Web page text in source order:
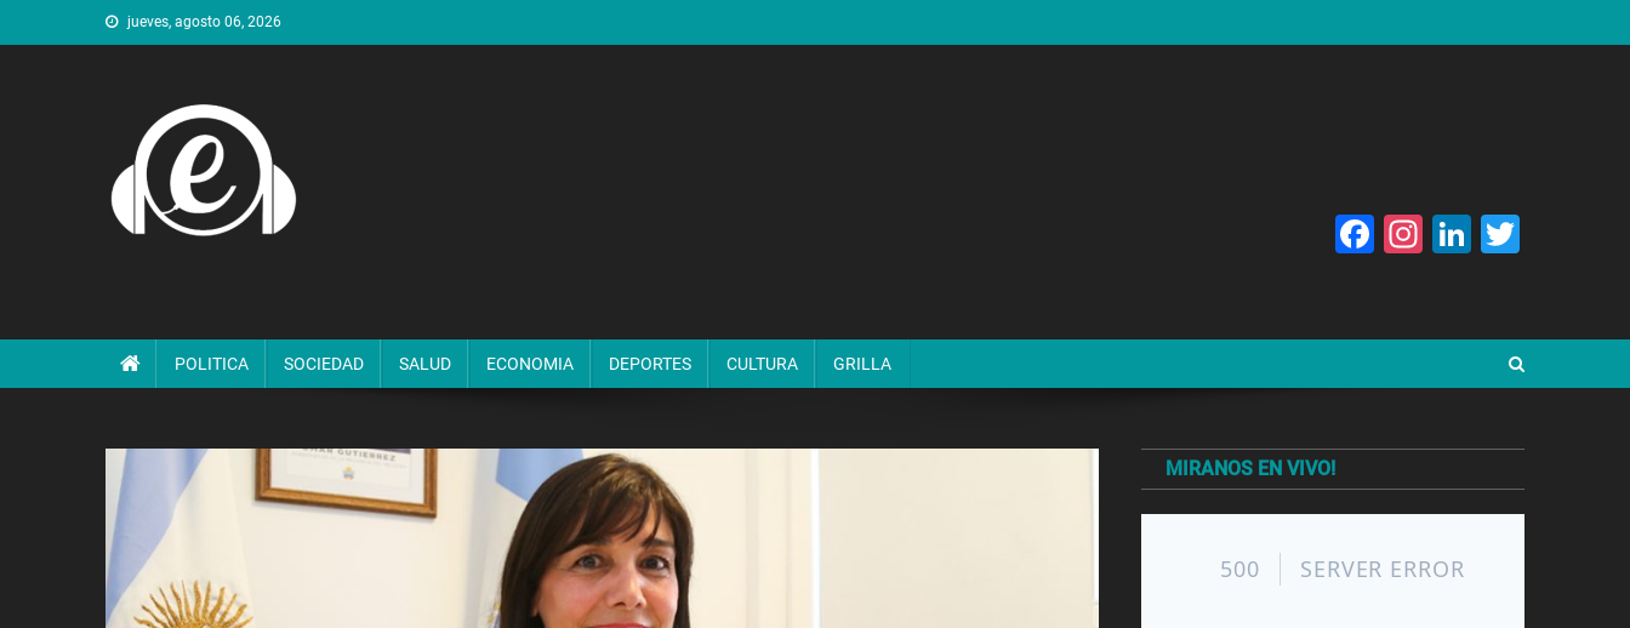
al
jueves, agosto 06, 2026
Facebook
Instagram
LinkedIn
POLITICA SOCIEDAD SALUD ECONOMIA DEPORTES CULTURA GRILLA
MIRANOS EN VIVO!